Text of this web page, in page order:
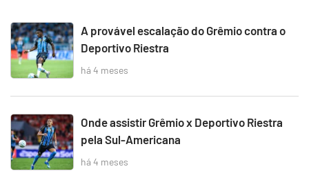
A provável escalação do Grêmio contra o
Deportivo Riestra
há 4 meses
Onde assistir Grêmio x Deportivo Riestra
pela Sul-Americana
há 4 meses